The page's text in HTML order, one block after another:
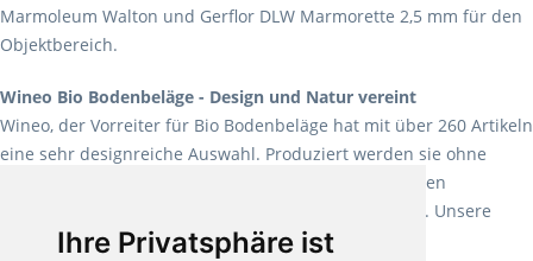
Ihre Privatsphäre ist
Marmoleum Walton und Gerflor DLW Marmorette 2,5 mm für den
Objektbereich.
Wineo Bio Bodenbeläge - Design und Natur vereint
Wineo, der Vorreiter für Bio Bodenbeläge hat mit über 260 Artikeln
eine sehr designreiche Auswahl. Produziert werden sie ohne
Weichmacher und Lösungsmittel. Mit allen verfügbaren
Verlegearten ist er für jegliche Bauvorhaben attraktiv. Unsere
Empfehlung:Wineo 1000 Multi Layer XXL.